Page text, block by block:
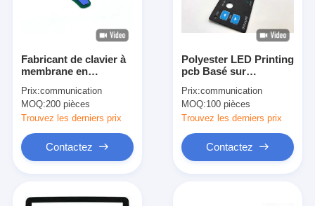
Fabricant de clavier à
membrane en
performance pour
appareil phare
Prix:communication
MOQ:200 pièces
Trouvez les derniers prix
Contactez
Polyester LED Printing
pcb Basé sur
adhésif sensible à la
pression
Prix:communication
MOQ:100 pièces
Trouvez les derniers prix
Contactez